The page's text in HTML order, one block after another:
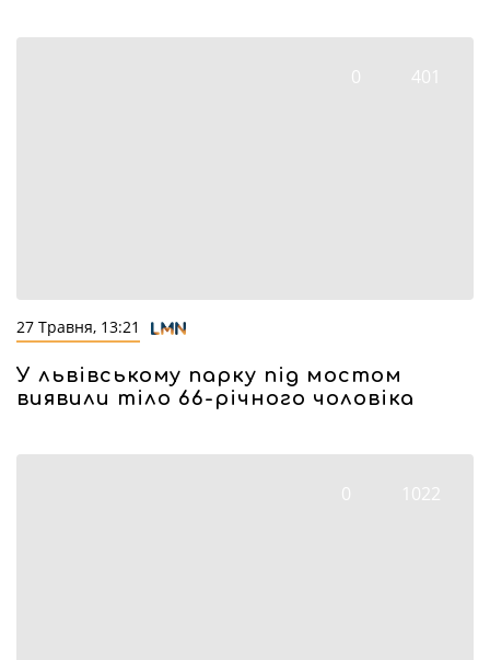
0 401
27 Травня, 13:21
У львівському парку під мостом
виявили тіло 66-річного чоловіка
0 1022